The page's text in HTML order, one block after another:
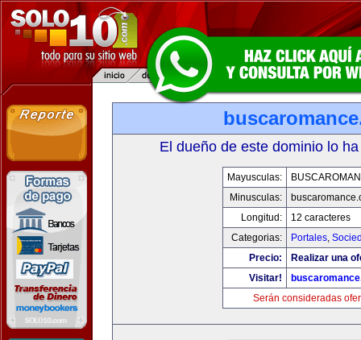
El dueño de este dominio lo
Mayusculas:
Minusculas:
Longitud:
12 caracteres
Categorias:
Portales,
Precio:
Realizar una
Visitar!
Serán consideradas